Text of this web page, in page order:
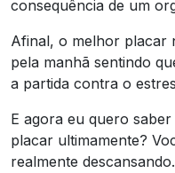
consequência de um
Afinal, o melhor placar
pela manhã sentindo
a partida contra o
E agora eu quero
placar ultimamente?
realmente